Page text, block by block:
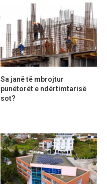
Sa janë të mbrojtur
punëtorët e ndërtimtarisë
sot?